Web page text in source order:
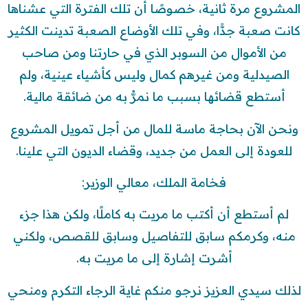
المشروع مرة ثانية، خصوصًا أن تلك الفترة التي عشناها
كانت صعبة جدًّا، وفي تلك الأوضاع الصعبة تدينت الكثير
من الأموال من السوبر الذي في حارتنا ومن صاحب
الصيدلية ومن غيرهم كمال وليس كأشياء عينية، ولم
أستطع قضائها بسبب ما نمرُّ به من ضائقة مالية.
ونحن الآن بحاجة ماسة للمال من أجل تمويل المشروع
للعودة إلى العمل من جديد، وقضاء الديون التي علينا.
فخامة الملك، معالي الوزير:
لم أستطع أن أكتب ما مريت به كاملًا، ولكن هذا جزء
منه، وكرمكم سابق للتفاصيل وسابق للقصص، ولكني
أشرت إشارة إلى ما مريت به.
لذلك سيدي العزيز نرجو منكم غاية الرجاء التكرم ومنحي